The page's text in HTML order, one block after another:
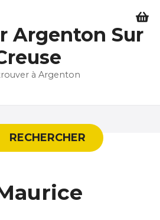
Argenton Sur
à Argenton
RECHERCHER